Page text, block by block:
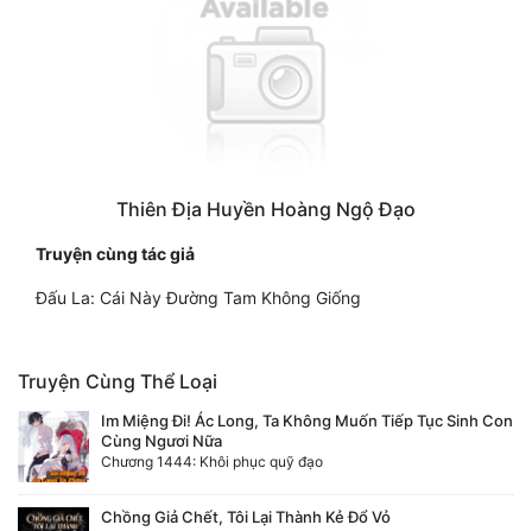
Thiên Địa Huyền Hoàng Ngộ Đạo
Truyện cùng tác giả
Đấu La: Cái Này Đường Tam Không Giống
Truyện Cùng Thể Loại
Im Miệng Đi! Ác Long, Ta Không Muốn Tiếp Tục Sinh Con
Cùng Ngươi Nữa
Chương 1444: Khôi phục quỹ đạo
Chồng Giả Chết, Tôi Lại Thành Kẻ Đổ Vỏ